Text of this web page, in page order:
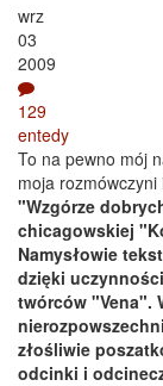
wrz
03
2009
129
entedy
To na pewno mój
moja rozmówczyni
"Wzgórze
chicagowskiej
Namysłowie
dzięki
twórców "Vena".
złośliwie
odcinki i